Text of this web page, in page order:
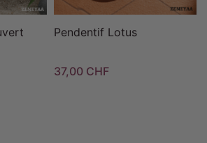
Pendentif Lotus
37,00 CHF